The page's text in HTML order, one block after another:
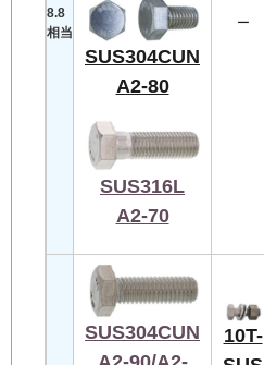
8.8
相当
SUS304CUN
A2-80
SUS316L
A2-70
ー
SUS304CUN
10T-